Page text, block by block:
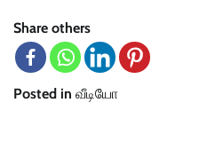
Share others
Posted in வீடியோ